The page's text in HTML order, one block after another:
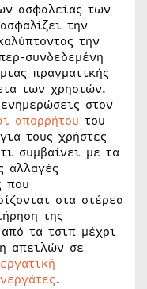
ασφαλείας των
την
την
συνδεδεμένη
πραγματικής
των χρηστών.
στον
απορρήτου του
τους χρήστες
συμβαίνει με τα
αλλαγές
που
στα στέρεα
της
τα τσιπ μέχρι
απειλών σε
.